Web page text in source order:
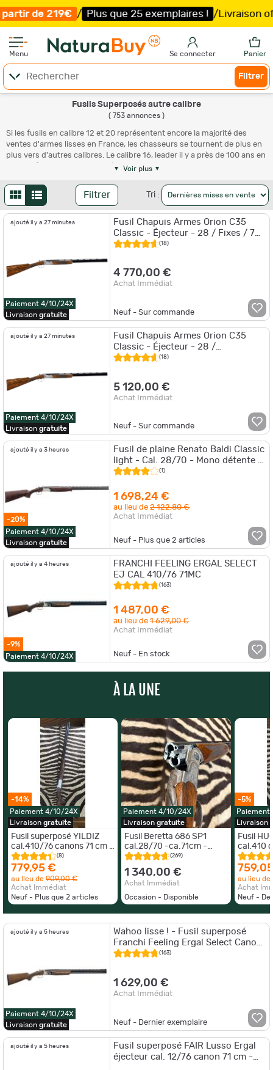
que 25 exemplaires ! / Livraison offerte et
Menu Se connecter Panier
Filtrer
Fusils Superposés autre calibre
( 753 annonces )
Si les fusils en calibre 12 et 20 représentent encore la majorité des
ventes d'armes lisses en France, les chasseurs se tournent de plus en
plus vers d'autres calibres. Le calibre 16, leader il y a près de 100 ans en
France, fait un retour marqué aussi bien pour les armes d'occasion que
d'adeptes parmi les chasseurs de migrateurs terrestres, bécasses,
grives et alouettes notamment. Ces fusils superposés en petits
calibres sont plus fins, plus légers et surtout demandent plus
d'adresse au tir : un challenge ! Pour prolonger la durée de vie de votre
équipement, nous disposons desnécessaires de nettoyageen lien
Voir plus
Filtrer Tri :
ajouté il y a 27 minutes
Paiement 4/10/24X
Livraison gratuite
Fusil Chapuis Armes Orion C35
Classic - Éjecteur - 28 / Fixes / 70
cm
(18)
4 770,00 €
Achat Immédiat
Neuf - Sur commande
ajouté il y a 27 minutes
Paiement 4/10/24X
Livraison gratuite
Fusil Chapuis Armes Orion C35
Classic - Éjecteur - 28 /
Interchangeables / 70 cm
(18)
5 120,00 €
Achat Immédiat
Neuf - Sur commande
ajouté il y a 3 heures
-20%
Paiement 4/10/24X
Livraison gratuite
Fusil de plaine Renato Baldi Classic
light - Cal. 28/70 - Mono détente -
Bascule Ergal Crosse FX Woo
(1)
1 698,24 €
au lieu de2 122,80 €
Achat Immédiat
Neuf - Plus que2 articles
ajouté il y a 4 heures
-9%
Paiement 4/10/24X
FRANCHI FEELING ERGAL SELECT
EJ CAL 410/76 71MC
(163)
1 487,00 €
au lieu de1 629,00 €
Achat Immédiat
Neuf - En stock
ajouté il y a 5 heures
Paiement 4/10/24X
Livraison gratuite
Wahoo lisse ! - Fusil superposé
Franchi Feeling Ergal Select Canon
de 71 cm - Cal. 410
(163)
1 629,00 €
Achat Immédiat
Neuf - Dernier exemplaire
ajouté il y a 5 heures
Fusil superposé FAIR Lusso Ergal
éjecteur cal. 12/76 canon 71 cm -
À LA UNE
-14%
Paiement 4/10/24X
Livraison gratuite
Fusil superposé YILDIZ
cal.410/76 canons 71 cm 5
chokes, extracteur, mono-
détente
(8)
779,95 €
au lieu de 909,00 €
Achat Immédiat
Neuf - Plus que 2 articles
Paiement 4/10/24X
Livraison gratuite
Fusil Beretta 686 SP1
cal.28/70 -ca.71cm -
mallette - 5 chokes
(269)
1 340,00 €
Achat Immédiat
Occasion - Disponible
-5%
Paiement
Livraison
Fusil
cal.410
1/2 -
au lieu de
Achat
Neuf -